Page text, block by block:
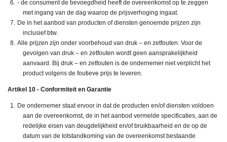
- de consument de bevoegdheid heeft de overeenkomst op te zeggen
met ingang van de dag waarop de prijsverhoging ingaat.
De in het aanbod van producten of diensten genoemde prijzen zijn
inclusief btw.
Alle prijzen zijn onder voorbehoud van druk – en zetfouten. Voor de
gevolgen van druk – en zetfouten wordt geen aansprakelijkheid
aanvaard. Bij druk – en zetfouten is de ondernemer niet verplicht het
product volgens de foutieve prijs te leveren.
Artikel 10 - Conformiteit en Garantie
De ondernemer staat ervoor in dat de producten en/of diensten voldoen
aan de overeenkomst, de in het aanbod vermelde specificaties, aan de
redelijke eisen van deugdelijkheid en/of bruikbaarheid en de op de
datum van de totstandkoming van de overeenkomst bestaande